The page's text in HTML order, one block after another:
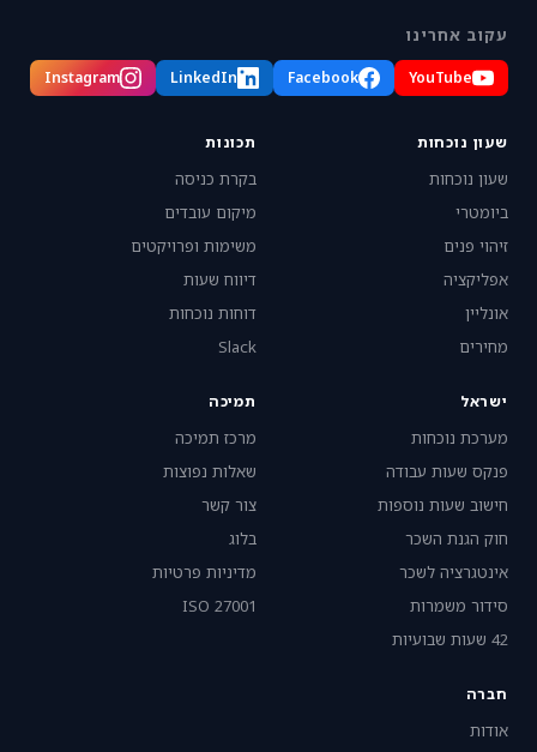
עקוב אחרינו
YouTube
Facebook
LinkedIn
Instagram
שעון נוכחות
שעון נוכחות
ביומטרי
זיהוי פנים
אפליקציה
אונליין
מחירים
תכונות
בקרת כניסה
מיקום עובדים
משימות ופרויקטים
דיווח שעות
דוחות נוכחות
Slack
ישראל
מערכת נוכחות
פנקס שעות עבודה
חישוב שעות נוספות
חוק הגנת השכר
אינטגרציה לשכר
סידור משמרות
42 שעות שבועיות
תמיכה
מרכז תמיכה
שאלות נפוצות
צור קשר
בלוג
מדיניות פרטיות
ISO 27001
חברה
אודות